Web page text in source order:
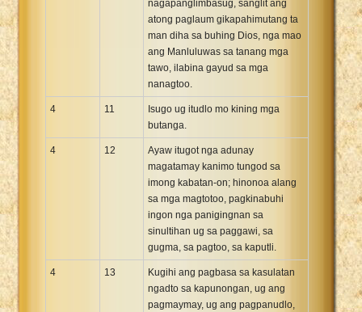
nagapanglimbasug, sanglit ang
atong paglaum gikapahimutang ta
man diha sa buhing Dios, nga mao
ang Manluluwas sa tanang mga
tawo, ilabina gayud sa mga
nanagtoo.
4 11
Isugo ug itudlo mo kining mga
butanga.
4 12
Ayaw itugot nga adunay
magatamay kanimo tungod sa
imong kabatan-on; hinonoa alang
sa mga magtotoo, pagkinabuhi
ingon nga panigingnan sa
sinultihan ug sa paggawi, sa
gugma, sa pagtoo, sa kaputli.
4 13
Kugihi ang pagbasa sa kasulatan
ngadto sa kapunongan, ug ang
pagmaymay, ug ang pagpanudlo,